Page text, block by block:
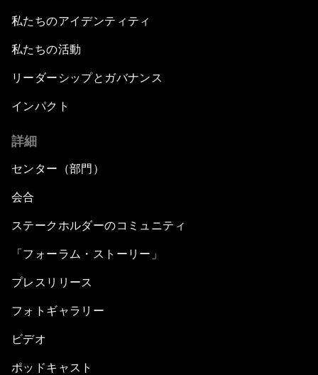
私たちのアイデンティティ
私たちの活動
リーダーシップとガバナンス
インパクト
詳細
センター（部門）
会合
ステークホルダーのコミュニティ
「フォーラム・ストーリー」
プレスリリース
フォトギャラリー
ビデオ
ポッドキャスト